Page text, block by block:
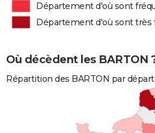
Département d'où sont
Département d'où sont très
Où décèdent les BARTON
Répartition des BARTON par